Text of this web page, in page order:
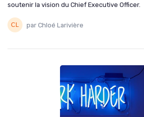
soutenir la vision du Chief Executive Officer.
par Chloé Larivière